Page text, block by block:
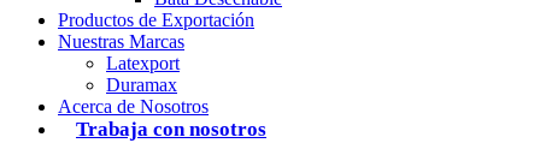
Productos de Exportación
Nuestras Marcas
Latexport
Duramax
Acerca de Nosotros
Trabaja con nosotros